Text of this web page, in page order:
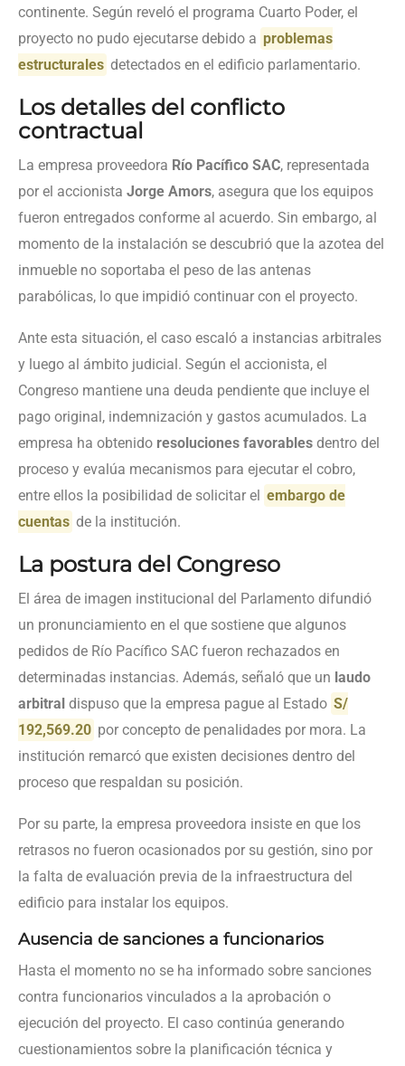
continente. Según reveló el programa Cuarto Poder, el
proyecto no pudo ejecutarse debido a problemas
estructurales detectados en el edificio parlamentario.
Los detalles del conflicto
contractual
La empresa proveedora Río Pacífico SAC, representada
por el accionista Jorge Amors, asegura que los equipos
fueron entregados conforme al acuerdo. Sin embargo, al
momento de la instalación se descubrió que la azotea del
inmueble no soportaba el peso de las antenas
parabólicas, lo que impidió continuar con el proyecto.
Ante esta situación, el caso escaló a instancias arbitrales
y luego al ámbito judicial. Según el accionista, el
Congreso mantiene una deuda pendiente que incluye el
pago original, indemnización y gastos acumulados. La
empresa ha obtenido resoluciones favorables dentro del
proceso y evalúa mecanismos para ejecutar el cobro,
entre ellos la posibilidad de solicitar el embargo de
cuentas de la institución.
La postura del Congreso
El área de imagen institucional del Parlamento difundió
un pronunciamiento en el que sostiene que algunos
pedidos de Río Pacífico SAC fueron rechazados en
determinadas instancias. Además, señaló que un laudo
arbitral dispuso que la empresa pague al Estado S/
192,569.20 por concepto de penalidades por mora. La
institución remarcó que existen decisiones dentro del
proceso que respaldan su posición.
Por su parte, la empresa proveedora insiste en que los
retrasos no fueron ocasionados por su gestión, sino por
la falta de evaluación previa de la infraestructura del
edificio para instalar los equipos.
Ausencia de sanciones a funcionarios
Hasta el momento no se ha informado sobre sanciones
contra funcionarios vinculados a la aprobación o
ejecución del proyecto. El caso continúa generando
cuestionamientos sobre la planificación técnica y